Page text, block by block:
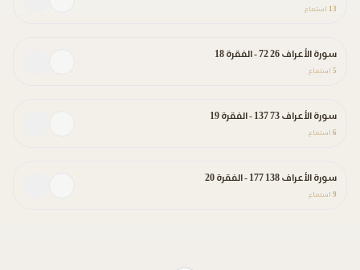
13 استماع
سورة الأعراف 26 72 - الفقرة 18
5 استماع
سورة الأعراف 73 137 - الفقرة 19
6 استماع
سورة الأعراف 138 177 - الفقرة 20
9 استماع